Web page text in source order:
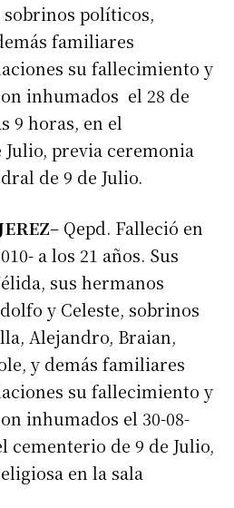
políticos,
familiares
su fallecimiento y
inhumados el 28 de
9 horas, en el
previa ceremonia
de 9 de Julio.
– Qepd. Falleció en
a los 21 años. Sus
sus hermanos
y Celeste, sobrinos
Alejandro, Braian,
y demás familiares
su fallecimiento y
inhumados el 30-08-
cementerio de 9 de Julio,
en la sala